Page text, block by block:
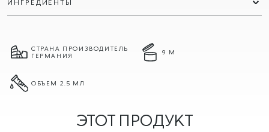
ИНГРЕДИЕНТЫ
СТРАНА ПРОИЗВОДИТЕЛЬ
ГЕРМАНИЯ
9 М
ОБЪЕМ 2.5 МЛ
ЭТОТ ПРОДУКТ